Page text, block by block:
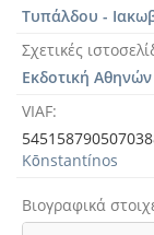
Τυπάλδου -
Σχετικές
Εκδοτική Αθηνών
VIAF
Kōnstantínos
Βιογραφικά